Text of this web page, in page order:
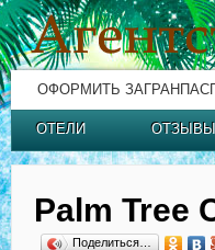
ОФОРМИТЬ
ОТЕЛИ ОТЗЫВЫ
Palm Tree
Поделиться…